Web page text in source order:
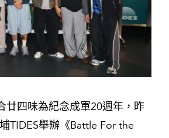
廿四味為紀念成軍20週年，昨
TIDES舉辦《Battle For the